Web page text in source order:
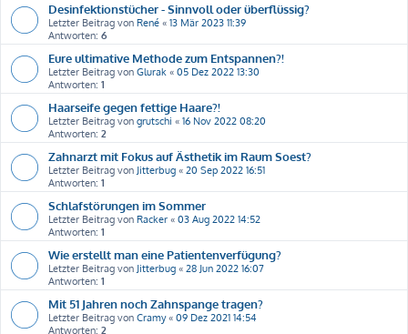
Desinfektionstücher - Sinnvoll oder überflüssig?
Letzter Beitrag von René « 13 Mär 2023 11:39
Antworten: 6
Eure ultimative Methode zum Entspannen?!
Letzter Beitrag von Glurak « 05 Dez 2022 13:30
Antworten: 1
Haarseife gegen fettige Haare?!
Letzter Beitrag von grutschi « 16 Nov 2022 08:20
Antworten: 2
Zahnarzt mit Fokus auf Ästhetik im Raum Soest?
Letzter Beitrag von Jitterbug « 20 Sep 2022 16:51
Antworten: 1
Schlafstörungen im Sommer
Letzter Beitrag von Racker « 03 Aug 2022 14:52
Antworten: 1
Wie erstellt man eine Patientenverfügung?
Letzter Beitrag von Jitterbug « 28 Jun 2022 16:07
Antworten: 1
Mit 51 Jahren noch Zahnspange tragen?
Letzter Beitrag von Cramy« 09 Dez 2021 14:54
Antworten: 2